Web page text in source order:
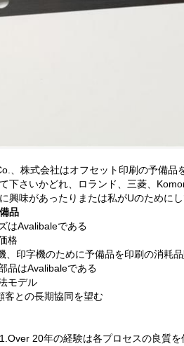
、株式会社はオフセット印刷の予備品
下さいかどれ、ロランド、三菱、
興味があったりまたは私がuのために
品
はavalibaleである
格
、印字機のために予備品を印刷の消耗品
品はavalibaleである
モデル
客との長期協同を望む
20年の経験は各プロセスの良質を